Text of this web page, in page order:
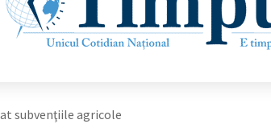
subvenţiile agricole